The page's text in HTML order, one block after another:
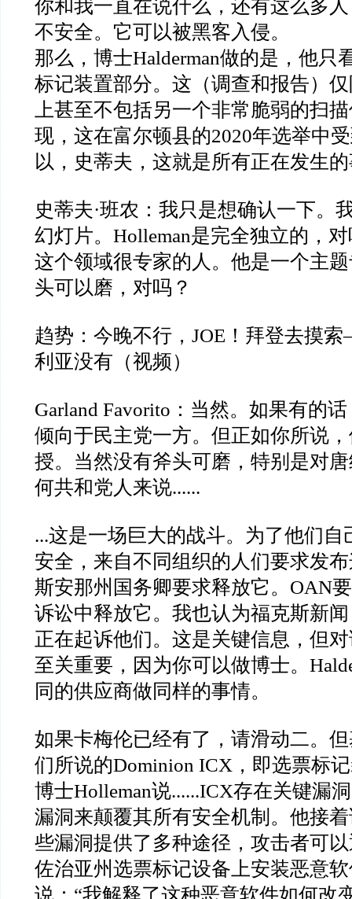
你和我一直在说什么，还有这么多
不安全。它可以被黑客入侵。
那么，博士Halderman做的是，他只
标记装置部分。这（调查和报告）
上甚至不包括另一个非常脆弱的扫
现，这在富尔顿县的2020年选举中
以，史蒂夫，这就是所有正在发生
史蒂夫·班农：我只是想确认一下。
幻灯片。 Holleman是完全独立的，
这个领域很专家的人。他是一个主
头可以磨，对吗？
趋势：今晚不行， JOE ！拜登去摸索
利亚没有（视频）
Garland Favorito ：当然。如果有的
倾向于民主党一方。但正如你所说
授。当然没有斧头可磨，特别是对
何共和党人来说......
...这是一场巨大的战斗。为了他们自
安全，来自不同组织的人们要求发
斯安那州国务卿要求释放它。 OAN
诉讼中释放它。我也认为福克斯新
正在起诉他们。这是关键信息，但
至关重要，因为你可以做博士。
同的供应商做同样的事情。
如果卡梅伦已经有了，请滑动二。
们所说的Dominion ICX ，即选票标
博士Holleman说......ICX存在关键漏
漏洞来颠覆其所有安全机制。他接
些漏洞提供了多种途径，攻击者可
佐治亚州选票标记设备上安装恶意
说： “我解释了这种恶意软件如何改